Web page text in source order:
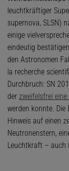
leuchtkräftiger
supernova, SLSN)
einige
eindeutig
den Astronomen
la recherche
Durchbruch: SN
der zweifelsfrei
werden konnte.
Hinweis auf einen
Neutronenstern,
Leuchtkraft – auch